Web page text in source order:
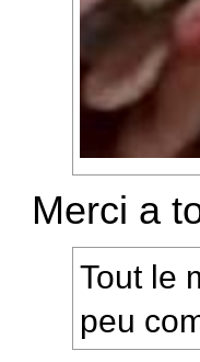
Merci a
Tout le
peu